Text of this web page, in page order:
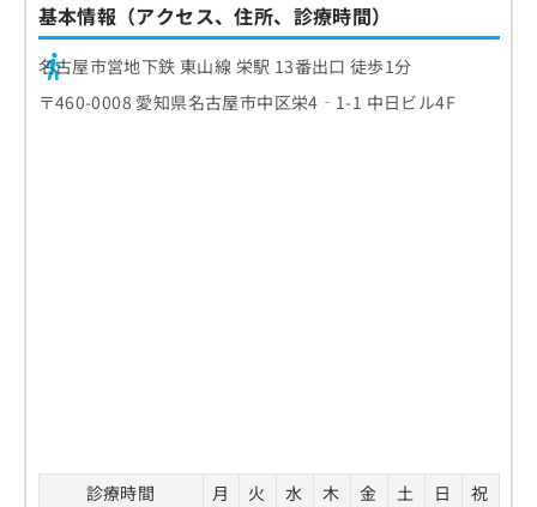
基本情報（アクセス、住所、診療時間）
名古屋市営地下鉄 東山線 栄駅 13番出口 徒歩1分
〒460-0008 愛知県名古屋市中区栄4‐1-1 中日ビル4F
診療時間 月 火 水 木 金 土 日
祝